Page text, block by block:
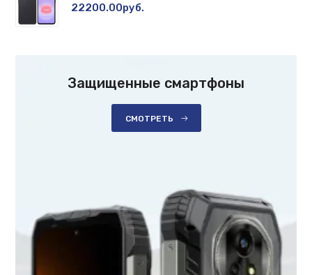
22200.00руб.
Защищенные смартфоны
СМОТРЕТЬ